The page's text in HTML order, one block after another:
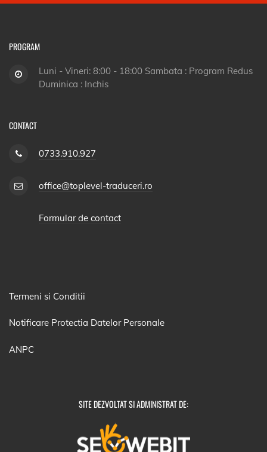
PROGRAM
Luni - Vineri: 8:00 - 18:00 Sambata : Program Redus
Duminica : Inchis
CONTACT
0733.910.927
office@toplevel-traduceri.ro
Formular de contact
Termeni si Conditii
Notificare Protectia Datelor Personale
ANPC
SITE DEZVOLTAT SI ADMINISTRAT DE: